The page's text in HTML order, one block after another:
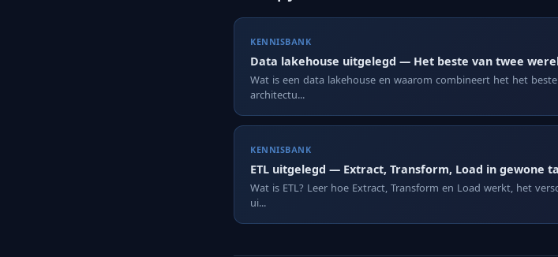
KENNISBANK
Data lakehouse uitgelegd — Het beste van twee
Wat is een data lakehouse en waarom combineert het het
architectu...
KENNISBANK
ETL uitgelegd — Extract, Transform, Load in gewone
Wat is ETL? Leer hoe Extract, Transform en Load werkt, het
ui...